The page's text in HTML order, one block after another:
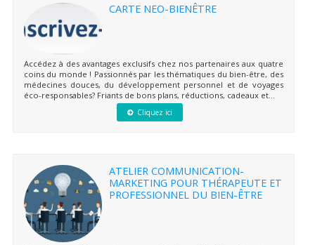
CARTE NEO-BIENÊTRE
Accédez à des avantages exclusifs chez nos partenaires aux quatre
coins du monde ! Passionnés par les thématiques du bien-être, des
médecines douces, du développement personnel et de voyages
éco-responsables? Friants de bons plans, réductions, cadeaux et...
Cliquez ici
ATELIER COMMUNICATION-
MARKETING POUR THÉRAPEUTE ET
PROFESSIONNEL DU BIEN-ÊTRE